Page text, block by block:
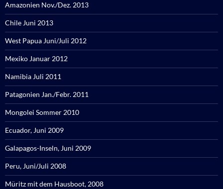
Amazonien Nov./Dez. 2013
Chile Juni 2013
West Papua Juni/Juli 2012
Mexiko Januar 2012
Namibia Juli 2011
Patagonien Jan./Febr. 2011
Mongolei Sommer 2010
Ecuador, Juni 2009
Galapagos-Inseln, Juni 2009
Peru, Juni/Juli 2008
Müritz mit dem Hausboot, 2008